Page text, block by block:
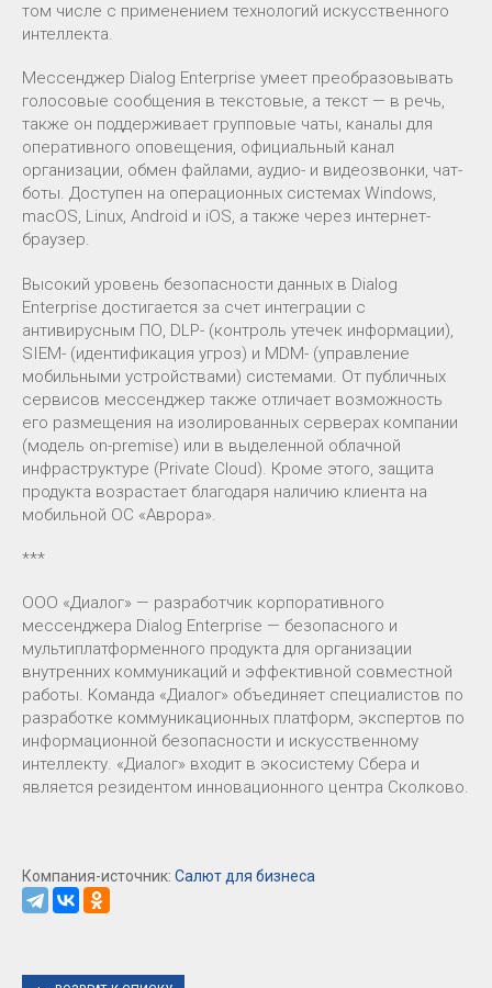
том числе с применением технологий искусственного
интеллекта.
Мессенджер Dialog Enterprise умеет преобразовывать
голосовые сообщения в текстовые, а текст — в речь,
также он поддерживает групповые чаты, каналы для
оперативного оповещения, официальный канал
организации, обмен файлами, аудио- и видеозвонки, чат-
боты. Доступен на операционных системах Windows,
macOS, Linux, Android и iOS, а также через интернет-
браузер.
Высокий уровень безопасности данных в Dialog
Enterprise достигается за счет интеграции с
антивирусным ПО, DLP- (контроль утечек информации),
SIEM- (идентификация угроз) и MDM- (управление
мобильными устройствами) системами. От публичных
сервисов мессенджер также отличает возможность
его размещения на изолированных серверах компании
(модель on-premise) или в выделенной облачной
инфраструктуре (Private Cloud). Кроме этого, защита
продукта возрастает благодаря наличию клиента на
мобильной ОС «Аврора».
***
ООО «Диалог» — разработчик корпоративного
мессенджера Dialog Enterprise — безопасного и
мультиплатформенного продукта для организации
внутренних коммуникаций и эффективной совместной
работы. Команда «Диалог» объединяет специалистов по
разработке коммуникационных платформ, экспертов по
информационной безопасности и искусственному
интеллекту. «Диалог» входит в экосистему Сбера и
является резидентом инновационного центра Сколково.
Компания-источник: Салют для бизнеса